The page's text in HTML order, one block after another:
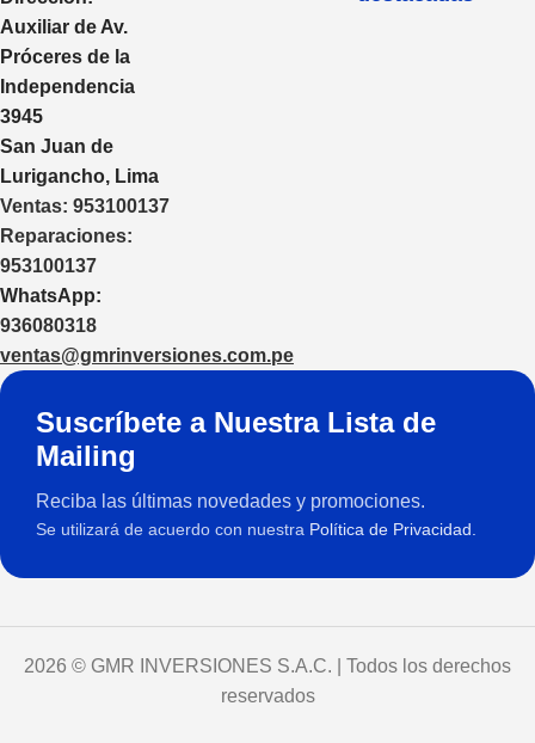
Auxiliar de Av.
Próceres de la
Independencia
3945
San Juan de
Lurigancho, Lima
Ventas: 953100137
Reparaciones:
953100137
WhatsApp:
936080318
ventas@gmrinversiones.com.pe
Suscríbete a Nuestra Lista de
Mailing
Reciba las últimas novedades y promociones.
Se utilizará de acuerdo con nuestra Política de Privacidad.
2026 © GMR INVERSIONES S.A.C. | Todos los derechos
reservados